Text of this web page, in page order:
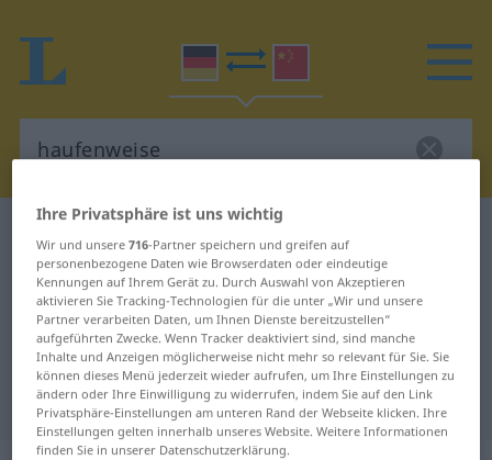
Deutsch-Chinesisch Übersetzung
für "haufenweise"
"haufenweise" Chinesisch
Übersetzung
Ihre Privatsphäre ist uns wichtig
Wir und unsere716-Partner speichern und greifen auf
personenbezogene Daten wie Browserdaten oder eindeutige
Kennungen auf Ihrem Gerät zu. Durch Auswahl von Akzeptieren
aktivieren Sie Tracking-Technologien für die unter „Wir und unsere
Partner verarbeiten Daten, um Ihnen Dienste bereitzustellen“
aufgeführten Zwecke. Wenn Tracker deaktiviert sind, sind manche
Inhalte und Anzeigen möglicherweise nicht mehr so relevant für Sie. Sie
können dieses Menü jederzeit wieder aufrufen, um Ihre Einstellungen zu
ändern oder Ihre Einwilligung zu widerrufen, indem Sie auf den Link
Privatsphäre-Einstellungen am unteren Rand der Webseite klicken. Ihre
Einstellungen gelten innerhalb unseres Website. Weitere Informationen
finden Sie in unserer Datenschutzerklärung.